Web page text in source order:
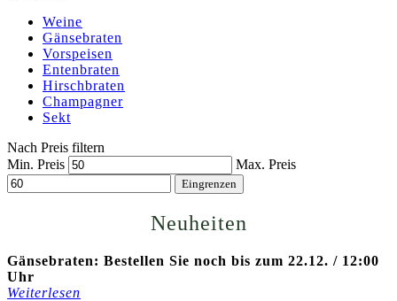
Weine
Gänsebraten
Vorspeisen
Entenbraten
Hirschbraten
Champagner
Sekt
Nach Preis filtern
Min. Preis
Max. Preis
Eingrenzen
Neuheiten
Gänsebraten: Bestellen Sie noch bis zum 22.12. / 12:00
Uhr
Weiterlesen